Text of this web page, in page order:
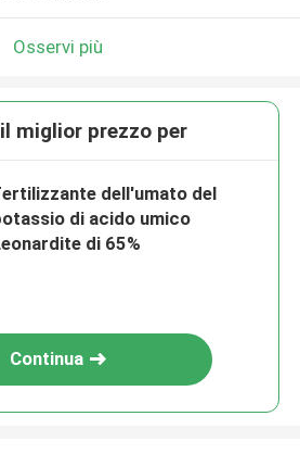
Osservi più
miglior prezzo per
dell'umato del
di acido umico
di 65%
Continua